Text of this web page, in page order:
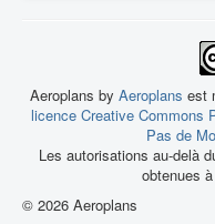
Aeroplans by Aeroplans est
licence Creative Commons
Pas de
Les autorisations au-delà
obtenues à
© 2026 Aeroplans